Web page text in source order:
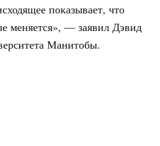
показывает, что
меняется», — заявил Дэвид
Манитобы.